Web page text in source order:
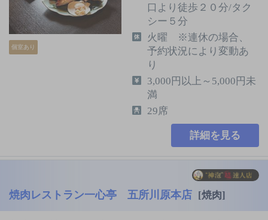
個室あり
口より徒歩２０分/タク
シー５分
火曜 ※連休の場合、
予約状況により変動あ
り
3,000円以上～5,000円未
満
29席
詳細を見る
焼肉レストラン一心亭 五所川原本店 [焼肉]